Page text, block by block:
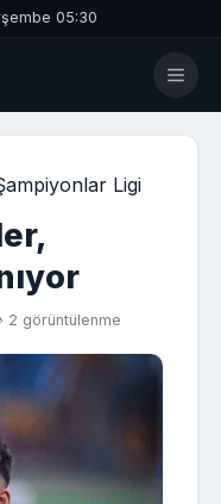
05:30
Ligi
2 görüntülenme